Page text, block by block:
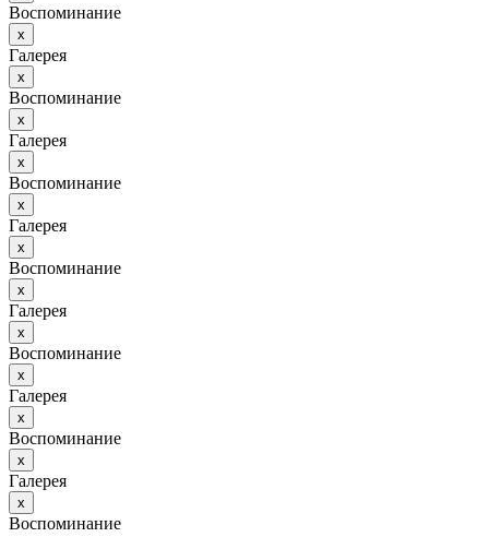
Воспоминание
х
Галерея
х
Воспоминание
х
Галерея
х
Воспоминание
х
Галерея
х
Воспоминание
х
Галерея
х
Воспоминание
х
Галерея
х
Воспоминание
х
Галерея
х
Воспоминание